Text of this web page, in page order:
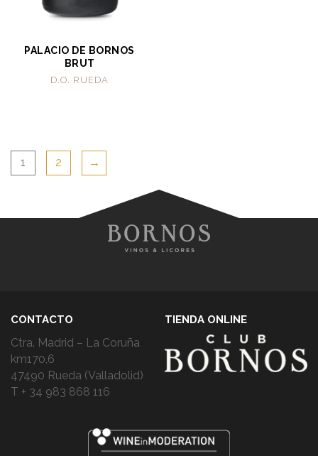
PALACIO DE BORNOS
BRUT
D.O. RUEDA
1 2 →
CONTACTO
Ctra. Madrid – La Coruña
km170,6
47490 Rueda (Valladolid)
T + 34 983 868 116
TIENDA ONLINE